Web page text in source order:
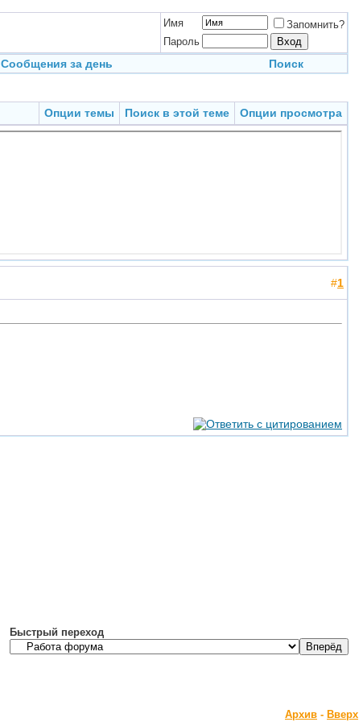
Имя
Запомнить?
Пароль
Сообщения за день Поиск
Опции темы Поиск в этой теме Опции просмотра
#1
Быстрый переход
Архив - Вверх